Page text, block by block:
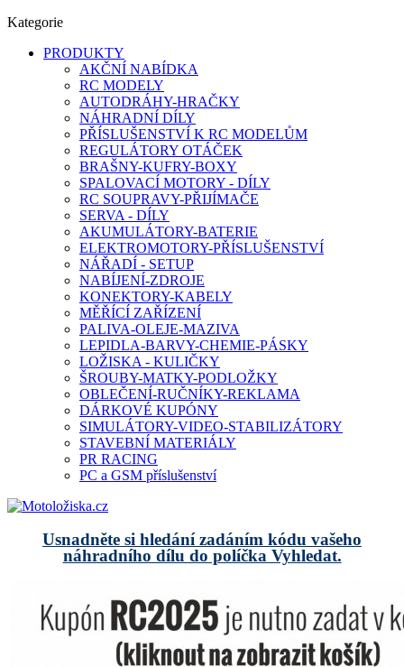
Kategorie
PRODUKTY
AKČNÍ NABÍDKA
RC MODELY
AUTODRÁHY-HRAČKY
NÁHRADNÍ DÍLY
PŘÍSLUŠENSTVÍ K RC MODELŮM
REGULÁTORY OTÁČEK
BRAŠNY-KUFRY-BOXY
SPALOVACÍ MOTORY - DÍLY
RC SOUPRAVY-PŘIJÍMAČE
SERVA - DÍLY
AKUMULÁTORY-BATERIE
ELEKTROMOTORY-PŘÍSLUŠENSTVÍ
NÁŘADÍ - SETUP
NABÍJENÍ-ZDROJE
KONEKTORY-KABELY
MĚŘÍCÍ ZAŘÍZENÍ
PALIVA-OLEJE-MAZIVA
LEPIDLA-BARVY-CHEMIE-PÁSKY
LOŽISKA - KULIČKY
ŠROUBY-MATKY-PODLOŽKY
OBLEČENÍ-RUČNÍKY-REKLAMA
DÁRKOVÉ KUPÓNY
SIMULÁTORY-VIDEO-STABILIZÁTORY
STAVEBNÍ MATERIÁLY
PR RACING
PC a GSM příslušenství
Usnadněte si hledání zadáním kódu vašeho
náhradního dílu do políčka Vyhledat.